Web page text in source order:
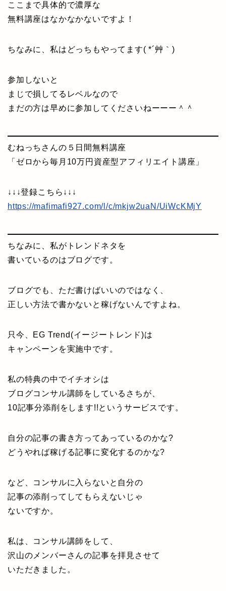
ここまで具体的で濃厚な
無料講座はなかなかないですよ！
ちなみに、私はどっちもやってます( *´艸｀)
参加しないと
まじで損してるレベルなので
まだの方は早めに参加してくださいねーーー＾＾
むねっちさんの５日間無料講座
「ゼロから毎月10万円資産型アフィリエイト講座」
↓↓↓登録こちら↓↓↓
https://mafimafi927.com/l/c/mkjw2uaN/UiWcKMjY
ちなみに、私がトレンドネタを
書いているのはブログです。
ブログでも、ただ書けばいいのではなく、
正しい方法で書かないと稼げないんですよね。
只今、EG Trend(イージートレンド)は
キャンペーンを実施中です。
私の特典の中でイチオシは
ブログコンサル講師をしているさちが、
10記事分添削をします!!というサービスです。
自分の記事の書き方ってあっているのかな?
どうやれば稼げる記事に変化するのかな?
など、コンサルに入らないと自分の
記事の添削ってしてもらえないじゃ
ないですか。
私は、コンサル講師をして、
沢山のメンバーさんの記事を拝見させて
いただきました。